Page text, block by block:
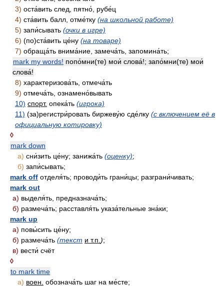
3) оста́вить след, пятно́, рубе́ц
4) ста́вить балл, отме́тку (на школьной работе)
5) запи́сывать (очки в игре)
6) (по)ста́вить це́ну (на товаре)
7) обраща́ть внима́ние, замеча́ть, запомина́ть;
mark my words! попо́мни(те) мои́ слова́!; запо́мни(те) мои́
слова́!
8) характеризова́ть, отмеча́ть
9) отмеча́ть, ознамено́вывать
10) спорт. опека́ть (игрока)
11) (за)регистри́ровать биржеву́ю сде́лку (с включением её в
официальную котировку)
◊
mark down
а) сни́зить це́ну; занижа́ть (оценку);
б) запи́сывать;
mark off отделя́ть; проводи́ть грани́цы; разграни́чивать;
mark out
а) выделя́ть, предназнача́ть;
б) размеча́ть; расставля́ть указа́тельные зна́ки;
mark up
а) повы́сить це́ну;
б) размеча́ть (текст и т.п. );
в) вести́ счёт
◊
to mark time
а) воен. обознача́ть шаг на ме́сте;